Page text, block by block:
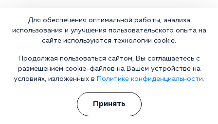
Для обеспечения оптимальной работы, анализа
использования и улучшения пользовательского опыта на
сайте используются технологии cookie.
Продолжая пользоваться сайтом, Вы соглашаетесь с
размещением cookie-файлов на Вашем устройстве на
условиях, изложенных в
Политике конфиденциальности.
Принять